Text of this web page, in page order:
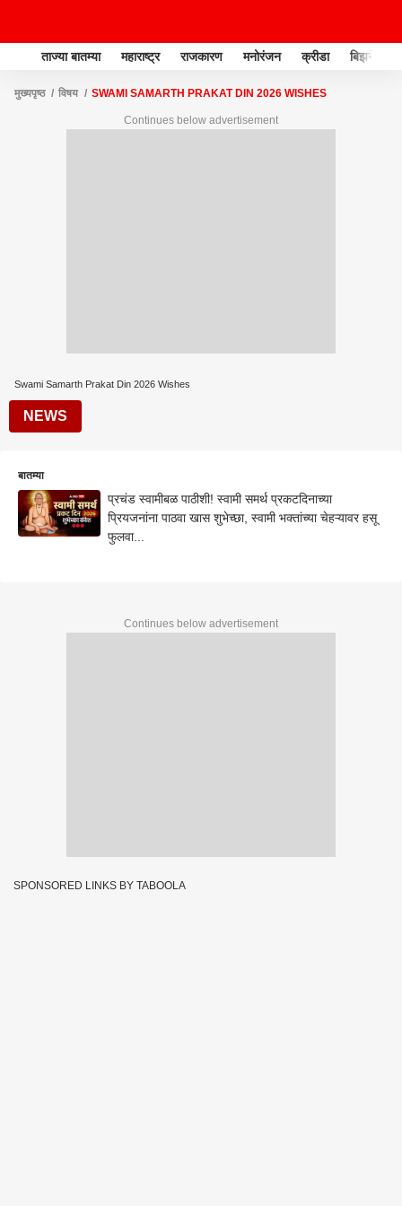
ताज्या बातम्या महाराष्ट्र राजकारण मनोरंजन क्रीडा बिझनेस
मुख्यपृष्ठ विषय SWAMI SAMARTH PRAKAT DIN 2026 WISHES
Continues below advertisement
Swami Samarth Prakat Din 2026 Wishes
NEWS
बातम्या
प्रचंड स्वामीबळ पाठीशी! स्वामी समर्थ प्रकटदिनाच्या
प्रियजनांना पाठवा खास शुभेच्छा, स्वामी भक्तांच्या चेहऱ्यावर हसू
फुलवा...
Continues below advertisement
SPONSORED LINKS BY TABOOLA